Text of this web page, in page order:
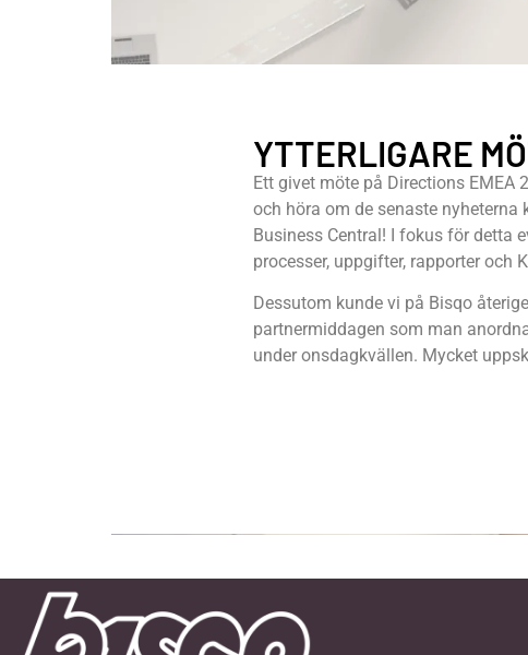
YTTERLIGARE
Ett givet möte på Directions
och höra om de senaste
Business Central! I fokus för detta
processer, uppgifter, rapporter och
Dessutom kunde vi på Bisqo
partnermiddagen som man
under onsdagkvällen. Mycket